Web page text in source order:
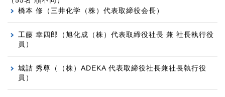
橋本 修（三井化学（株）代表取締役会長）
工藤 幸四郎（旭化成（株）代表取締役社長 兼 社長執行役
員）
城詰 秀尊（（株）ADEKA 代表取締役社長兼社長執行役
員）